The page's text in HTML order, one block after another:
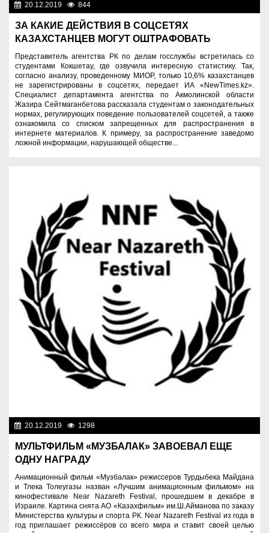
20.12.2019 844
ЗА КАКИЕ ДЕЙСТВИЯ В СОЦСЕТЯХ
КАЗАХСТАНЦЕВ МОГУТ ОШТРАФОВАТЬ
Представитель агентства РК по делам госслужбы встретилась со
студентами Кокшетау, где озвучила интересную статистику. Так,
согласно анализу, проведенному МИОР, только 10,6% казахстанцев
не зарегистрированы в соцсетях, передает ИА «NewTimes.kz».
Специалист департамента агентства по Акмолинской области
Жазира Сейтмаганбетова рассказала студентам о законодательных
нормах, регулирующих поведение пользователей соцсетей, а также
ознакомила со списком запрещенных для распространения в
интернете материалов. К примеру, за распространение заведомо
ложной информации, нарушающей обществе...
20.12.2019 1298
МУЛЬТФИЛЬМ «МУЗБАЛАК» ЗАВОЕВАЛ ЕЩЕ
ОДНУ НАГРАДУ
Анимационный фильм «Музбалак» режиссеров Турдыбека Майдана
и Тлека Толеугазы назван «Лучшим анимационным фильмом» на
кинофестивале Near Nazareth Festival, прошедшем в декабре в
Израиле. Картина снята АО «Казахфильм» им.Ш.Айманова по заказу
Министерства культуры и спорта РК. Near Nazareth Festival из года в
год приглашает режиссёров со всего мира и ставит своей целью